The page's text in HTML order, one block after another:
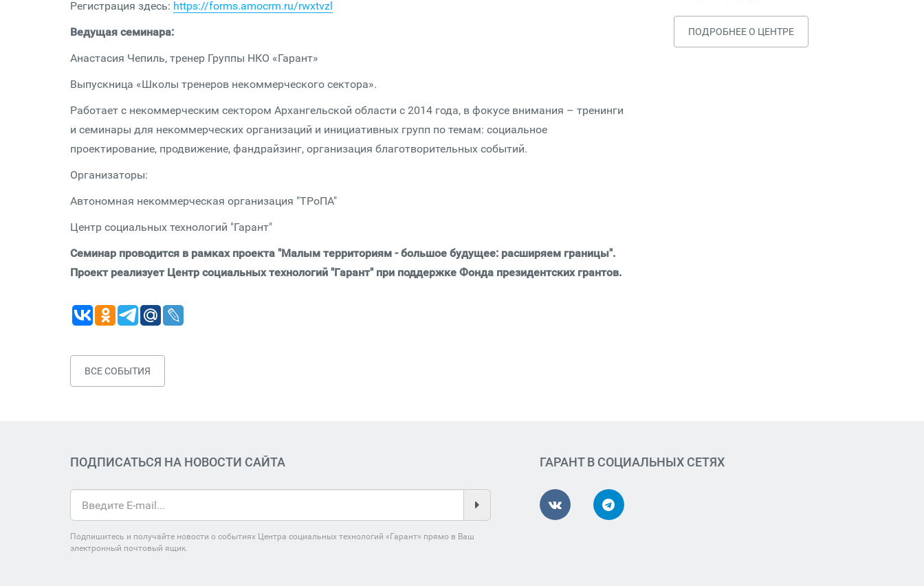
Регистрация здесь: https://forms.amocrm.ru/rwxtvzl
Ведущая семинара:
Анастасия Чепиль, тренер Группы НКО «Гарант»
Выпускница «Школы тренеров некоммерческого сектора».
Работает с некоммерческим сектором Архангельской области с 2014 года, в фокусе внимания – тренинги
и семинары для некоммерческих организаций и инициативных групп по темам: социальное
проектирование, продвижение, фандрайзинг, организация благотворительных событий.
Организаторы:
Автономная некоммерческая организация "ТРоПА"
Центр социальных технологий "Гарант"
Семинар проводится в рамках проекта "Малым территориям - большое будущее: расширяем границы".
Проект реализует Центр социальных технологий "Гарант" при поддержке Фонда президентских грантов.
ВСЕ СОБЫТИЯ
ПОДРОБНЕЕ О ЦЕНТРЕ
ПОДПИСАТЬСЯ НА НОВОСТИ САЙТА
Подпишитесь и получайте новости о событиях Центра социальных технологий «Гарант» прямо в Ваш
электронный почтовый ящик.
ГАРАНТ В СОЦИАЛЬНЫХ СЕТЯХ